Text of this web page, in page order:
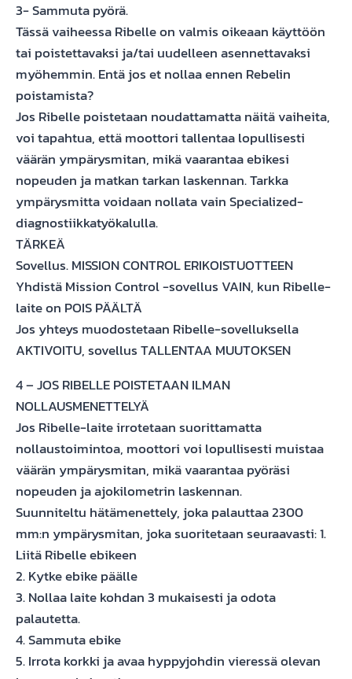
3- Sammuta pyörä.
Tässä vaiheessa Ribelle on valmis oikeaan käyttöön
tai poistettavaksi ja/tai uudelleen asennettavaksi
myöhemmin. Entä jos et nollaa ennen Rebelin
poistamista?
Jos Ribelle poistetaan noudattamatta näitä vaiheita,
voi tapahtua, että moottori tallentaa lopullisesti
väärän ympärysmitan, mikä vaarantaa ebikesi
nopeuden ja matkan tarkan laskennan. Tarkka
ympärysmitta voidaan nollata vain Specialized-
diagnostiikkatyökalulla.
TÄRKEÄ
Sovellus. MISSION CONTROL ERIKOISTUOTTEEN
Yhdistä Mission Control -sovellus VAIN, kun Ribelle-
laite on POIS PÄÄLTÄ
Jos yhteys muodostetaan Ribelle-sovelluksella
AKTIVOITU, sovellus TALLENTAA MUUTOKSEN
4 – JOS RIBELLE POISTETAAN ILMAN
NOLLAUSMENETTELYÄ
Jos Ribelle-laite irrotetaan suorittamatta
nollaustoimintoa, moottori voi lopullisesti muistaa
väärän ympärysmitan, mikä vaarantaa pyöräsi
nopeuden ja ajokilometrin laskennan.
Suunniteltu hätämenettely, joka palauttaa 2300
mm:n ympärysmitan, joka suoritetaan seuraavasti: 1.
Liitä Ribelle ebikeen
2. Kytke ebike päälle
3. Nollaa laite kohdan 3 mukaisesti ja odota
palautetta.
4. Sammuta ebike
5. Irrota korkki ja avaa hyppyjohdin vieressä olevan